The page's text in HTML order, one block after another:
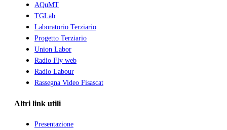
AQuMT
TGLab
Laboratorio Terziario
Progetto Terziario
Union Labor
Radio Fly web
Radio Labour
Rassegna Video Fisascat
Altri link utili
Presentazione